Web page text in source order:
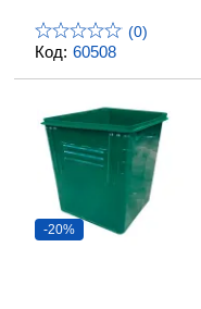
Код: 60508
(0)
-20%